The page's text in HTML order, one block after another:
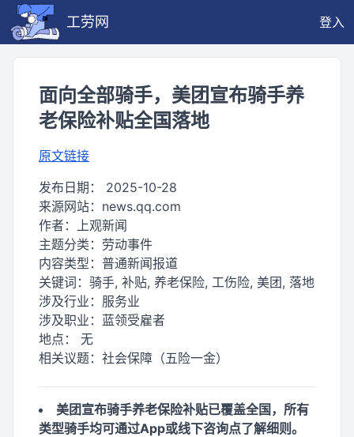
工劳网 登入
面向全部骑手，美团宣布骑手养
老保险补贴全国落地
原文链接
发布日期： 2025-10-28
来源网站： news.qq.com
作者： 上观新闻
主题分类： 劳动事件
内容类型： 普通新闻报道
关键词： 骑手, 补贴, 养老保险, 工伤险, 美团, 落地
涉及行业： 服务业
涉及职业： 蓝领受雇者
地点： 无
相关议题： 社会保障（五险一金）
美团宣布骑手养老保险补贴已覆盖全国，所有
类型骑手均可通过App或线下咨询点了解细则。